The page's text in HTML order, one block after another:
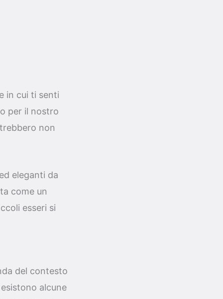
in cui ti senti
per il nostro
non
eleganti da
come un
esseri si
del contesto
alcune